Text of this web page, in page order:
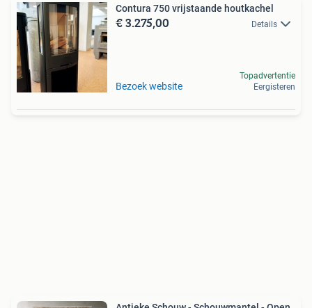
Contura 750 vrijstaande houtkachel
€ 3.275,00 Details
Bezoek website
Topadvertentie
Eergisteren